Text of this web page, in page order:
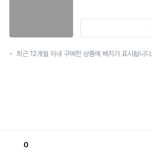
최근 12개월 이내 구매한 상품에 배지가 표시됩니다.
0